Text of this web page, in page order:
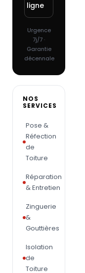
ligne
Urgence
7j/7 ·
Garantie
décennale
NOS
SERVICES
Pose &
Réfection
de
Toiture
Réparation
& Entretien
Zinguerie
&
Gouttières
Isolation
de
Toiture